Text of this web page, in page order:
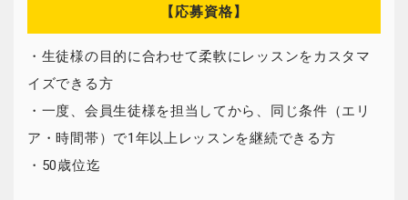
【応募資格】
・生徒様の目的に合わせて柔軟にレッスンをカスタマ
イズできる方
・一度、会員生徒様を担当してから、同じ条件（エリ
ア・時間帯）で1年以上レッスンを継続できる方
・50歳位迄